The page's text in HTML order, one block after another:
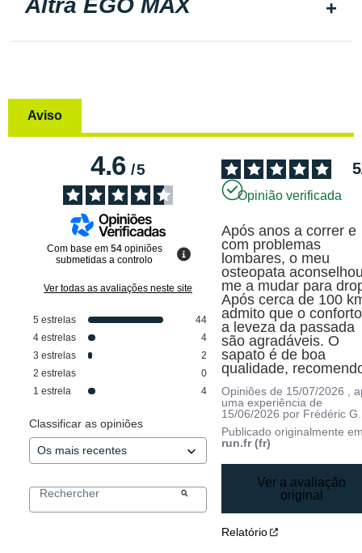
Altra EGO MAX
Aviso
4.6/5
Com base em 54 opiniões
submetidas a controlo
Ver todas as avaliações neste site
5 estrelas
44
4 estrelas
4
3 estrelas
2
2 estrelas
0
1 estrela 4
Classificar as opiniões
5
Opinião verificada
Após anos a correr e
com problemas
lombares, o meu
osteopata
me a mudar para
Após cerca de 100
admito que o
a leveza da passada
são agradáveis. O
sapato é de boa
qualidade,
Opiniões de 15/07/2026
,
uma experiência de
15/06/2026 por Frédéric G.
Publicado originalmente
run.fr (fr)
Ver a avaliação
original
Relatório